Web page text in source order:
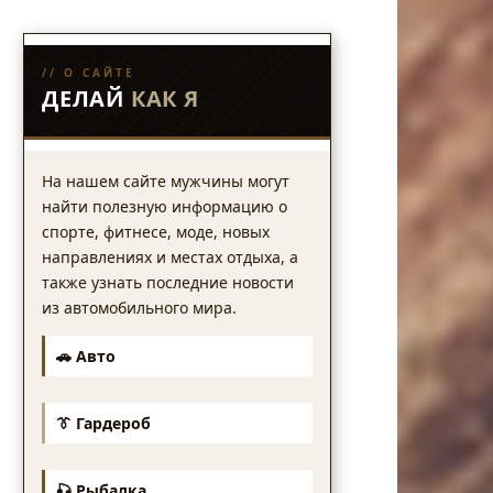
// О САЙТЕ
ДЕЛАЙ КАК Я
На нашем сайте мужчины могут
найти полезную информацию о
спорте, фитнесе, моде, новых
направлениях и местах отдыха, а
также узнать последние новости
из автомобильного мира.
🚗 Авто
👔 Гардероб